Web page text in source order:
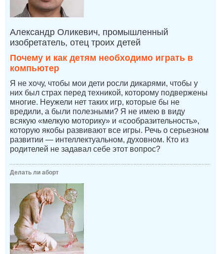
Александр Оликевич, промышленный
изобретатель, отец троих детей
Почему и как детям необходимо играть в
компьютер
Я не хочу, чтобы мои дети росли дикарями, чтобы у
них был страх перед техникой, которому подвержены
многие. Неужели нет таких игр, которые бы не
вредили, а были полезными? Я не имею в виду
всякую «мелкую моторику» и «сообразительность»,
которую якобы развивают все игры. Речь о серьезном
развитии — интеллектуальном, духовном. Кто из
родителей не задавал себе этот вопрос?
Делать ли аборт